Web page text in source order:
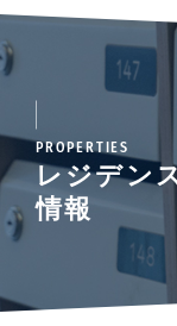
PROPERTIES
レジデン
情報